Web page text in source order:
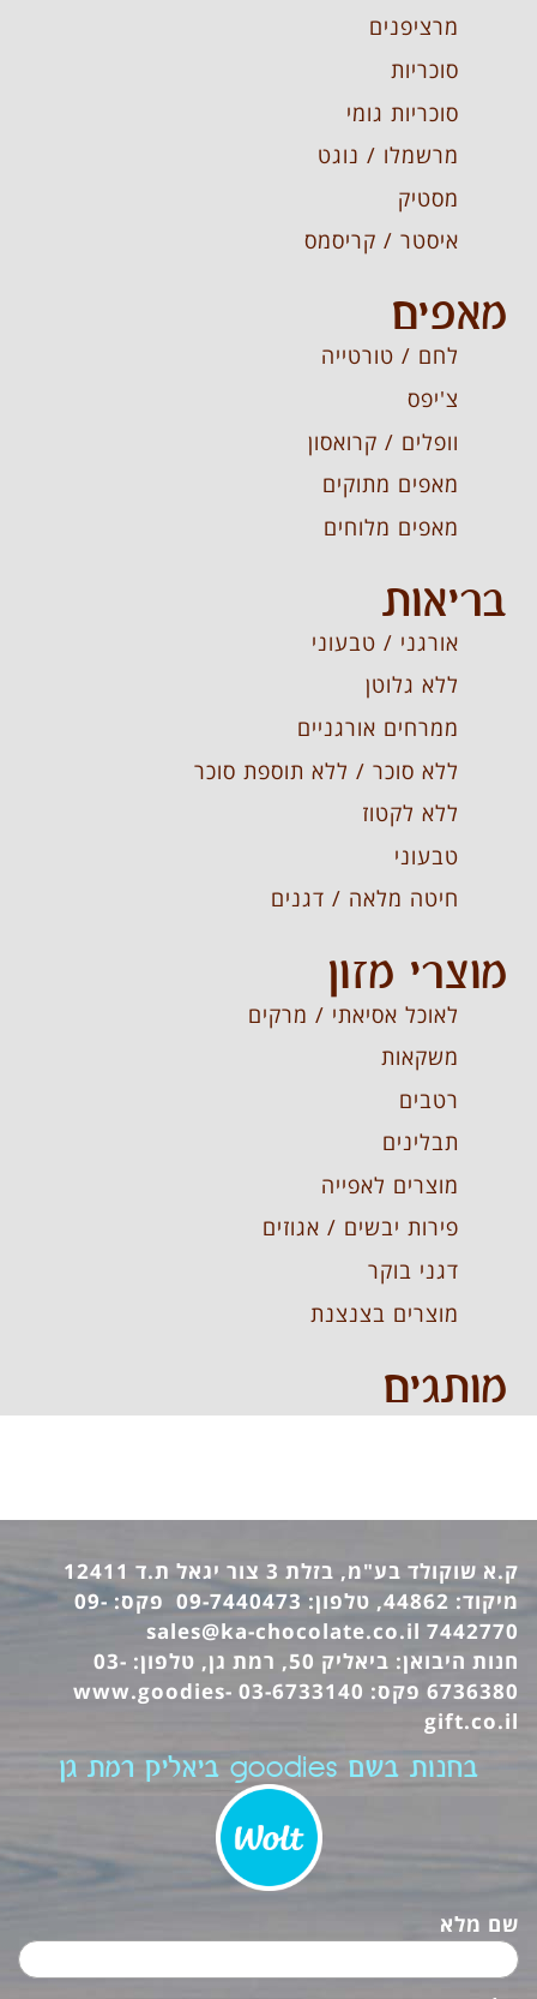
מרציפנים
סוכריות
סוכריות גומי
מרשמלו / נוגט
מסטיק
איסטר / קריסמס
מאפים
לחם / טורטייה
צ'יפס
וופלים / קרואסון
מאפים מתוקים
מאפים מלוחים
בריאות
אורגני / טבעוני
ללא גלוטן
ממרחים אורגניים
ללא סוכר / ללא תוספת סוכר
ללא לקטוז
טבעוני
חיטה מלאה / דגנים
מוצרי מזון
לאוכל אסיאתי / מרקים
משקאות
רטבים
תבלינים
מוצרים לאפייה
פירות יבשים / אגוזים
דגני בוקר
מוצרים בצנצנת
מותגים
ק.א שוקולד בע"מ, בזלת 3 צור יגאל ת.ד 12411
מיקוד: 44862, טלפון: 09-7440473 פקס: 09-
7442770
sales@ka-chocolate.co.il
חנות היבואן: ביאליק 50, רמת גן, טלפון: 03-
6736380 פקס: 03-6733140
www.goodies-
gift.co.il
בחנות בשם goodies ביאליק רמת גן
שם מלא